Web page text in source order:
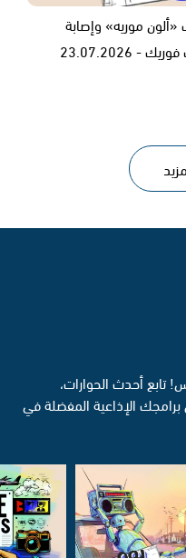
موريه» وإصابة
تابع أحدث الحوارات،
الإذاعية المفضلة في